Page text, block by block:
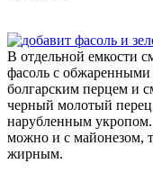
В отдельной емкости
фасоль с
болгарским перцем и
черный молотый
нарубленным
можно и с майонезом,
жирным.